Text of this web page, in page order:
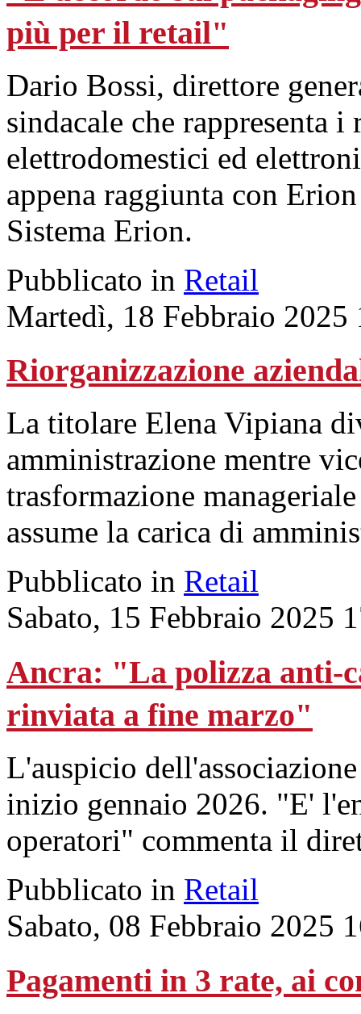
più per il retail"
Dario Bossi, direttore
sindacale che rappresenta
elettrodomestici ed
appena raggiunta con
Sistema Erion.
Pubblicato in Retail
Martedì, 18 Febbraio 2025
Riorganizzazione
La titolare Elena Vipiana
amministrazione mentre
trasformazione
assume la carica di
Pubblicato in Retail
Sabato, 15 Febbraio 2025
Ancra: "La polizza anti-
rinviata a fine marzo"
L'auspicio
inizio gennaio 2026. "E'
operatori" commenta il
Pubblicato in Retail
Sabato, 08 Febbraio 2025
Pagamenti in 3 rate, ai